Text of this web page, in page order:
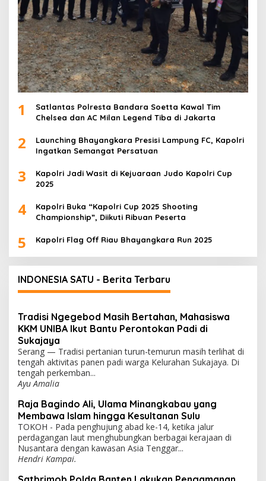
1
Satlantas Polresta Bandara Soetta Kawal Tim
Chelsea dan AC Milan Legend Tiba di Jakarta
2
Launching Bhayangkara Presisi Lampung FC, Kapolri
Ingatkan Semangat Persatuan
3
Kapolri Jadi Wasit di Kejuaraan Judo Kapolri Cup
2025
4
Kapolri Buka “Kapolri Cup 2025 Shooting
Championship”, Diikuti Ribuan Peserta
5 Kapolri Flag Off Riau Bhayangkara Run 2025
INDONESIA SATU - Berita Terbaru
Tradisi Ngegebod Masih Bertahan, Mahasiswa
KKM UNIBA Ikut Bantu Perontokan Padi di
Sukajaya
Serang — Tradisi pertanian turun-temurun masih terlihat di
tengah aktivitas panen padi warga Kelurahan Sukajaya. Di
tengah perkemban...
Ayu Amalia
Raja Bagindo Ali, Ulama Minangkabau yang
Membawa Islam hingga Kesultanan Sulu
TOKOH - Pada penghujung abad ke-14, ketika jalur
perdagangan laut menghubungkan berbagai kerajaan di
Nusantara dengan kawasan Asia Tenggar...
Hendri Kampai.